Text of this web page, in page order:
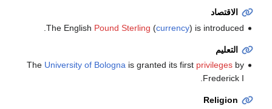
الاقتصاد
The English Pound Sterling (currency) is introduced.
التعليم
The University of Bologna is granted its first privilegesby
Frederick I.
Religion